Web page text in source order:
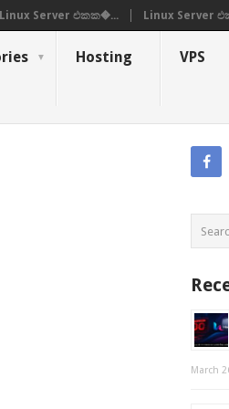
Linux Server එකක�... Linux Server
Hosting VPS
March